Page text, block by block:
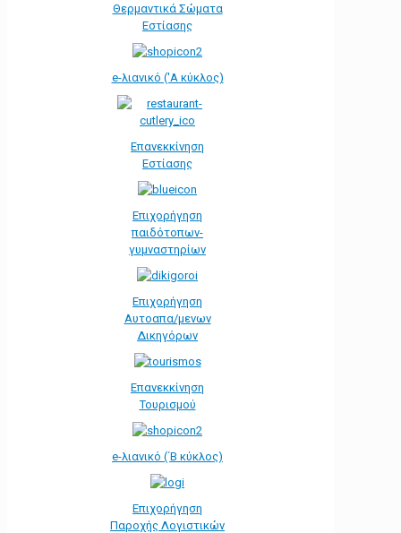
Θερμαντικά Σώματα
Εστίασης
e-λιανικό ('Α κύκλος)
Επανεκκίνηση
Εστίασης
Επιχορήγηση
παιδότοπων-
γυμναστηρίων
Επιχορήγηση
Αυτοαπα/μενων
Δικηγόρων
Επανεκκίνηση
Τουρισμού
e-λιανικό (΄Β κύκλος)
Επιχορήγηση
Παροχής Λογιστικών